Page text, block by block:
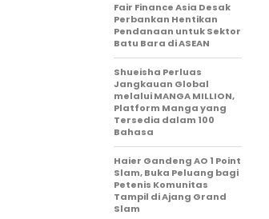
Fair Finance Asia Desak
Perbankan Hentikan
Pendanaan untuk Sektor
Batu Bara di ASEAN
Shueisha Perluas
Jangkauan Global
melalui MANGA MILLION,
Platform Manga yang
Tersedia dalam 100
Bahasa
Haier Gandeng AO 1 Point
Slam, Buka Peluang bagi
Petenis Komunitas
Tampil di Ajang Grand
Slam